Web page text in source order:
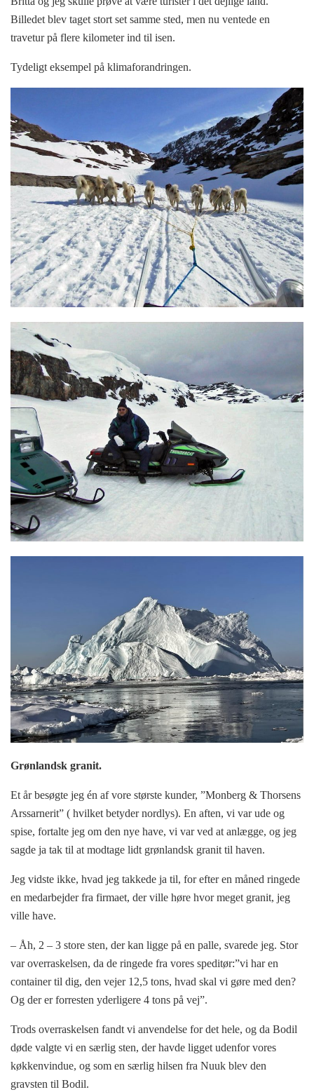
Billedet blev taget stort set samme sted, men nu ventede en
travetur på flere kilometer ind til isen.
Tydeligt eksempel på klimaforandringen.
Grønlandsk granit.
Et år besøgte jeg én af vore største kunder, ”Monberg & Thorsens
Arssarnerit” ( hvilket betyder nordlys). En aften, vi var ude og
spise, fortalte jeg om den nye have, vi var ved at anlægge, og jeg
sagde ja tak til at modtage lidt grønlandsk granit til haven.
Jeg vidste ikke, hvad jeg takkede ja til, for efter en måned ringede
en medarbejder fra firmaet, der ville høre hvor meget granit, jeg
ville have.
– Åh, 2 – 3 store sten, der kan ligge på en palle, svarede jeg. Stor
var overraskelsen, da de ringede fra vores speditør:”vi har en
container til dig, den vejer 12,5 tons, hvad skal vi gøre med den?
Og der er forresten yderligere 4 tons på vej”.
Trods overraskelsen fandt vi anvendelse for det hele, og da Bodil
døde valgte vi en særlig sten, der havde ligget udenfor vores
køkkenvindue, og som en særlig hilsen fra Nuuk blev den
gravsten til Bodil.